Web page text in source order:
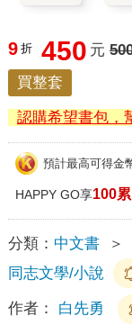
9 折 450 元
買整套
認購希望書包，
預計最高可得金
HAPPY GO享100
分類： 中文書 ＞
同志文學/小說
作者： 白先勇